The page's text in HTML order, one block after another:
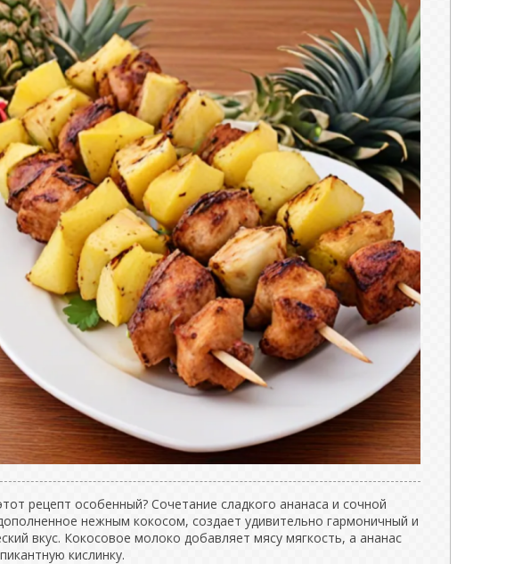
рецепт особенный? Сочетание сладкого ананаса и сочной
нежным кокосом, создает удивительно гармоничный и
вкус. Кокосовое молоко добавляет мясу мягкость, а ананас
кислинку.